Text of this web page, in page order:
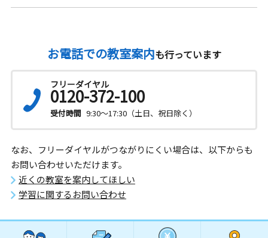
お電話での教室案内も行っています
フリーダイヤル
0120-372-100
受付時間 9:30～17:30（土日、祝日除く）
なお、フリーダイヤルがつながりにくい場合は、以下からも
お問い合わせいただけます。
近くの教室を案内してほしい
学習に関するお問い合わせ